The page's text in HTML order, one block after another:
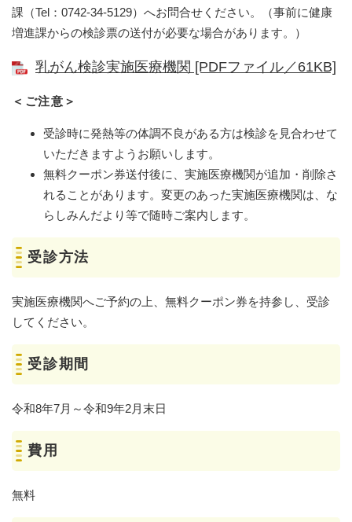
課（Tel：0742-34-5129）へお問合せください。（事前に健康
増進課からの検診票の送付が必要な場合があります。）
乳がん検診実施医療機関 [PDFファイル／61KB]
＜ご注意＞
受診時に発熱等の体調不良がある方は検診を見合わせて
いただきますようお願いします。
無料クーポン券送付後に、実施医療機関が追加・削除さ
れることがあります。変更のあった実施医療機関は、な
らしみんだより等で随時ご案内します。
受診方法
実施医療機関へご予約の上、無料クーポン券を持参し、受診
してください。
受診期間
令和8年7月～令和9年2月末日
費用
無料